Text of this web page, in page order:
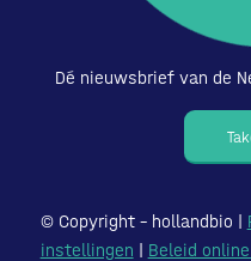
Dé nieuwsbrief van de
© Copyright – hollandbio |
instellingen | Beleid